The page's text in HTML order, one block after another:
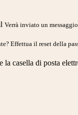
Verrà inviato un
Effettua il reset della
casella di posta